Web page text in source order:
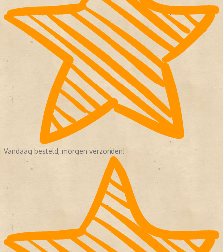
Vandaag besteld, morgen verzonden!